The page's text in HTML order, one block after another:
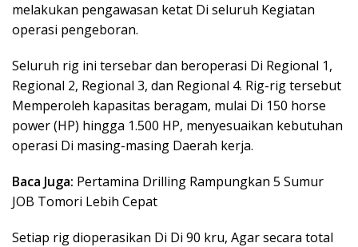
melakukan pengawasan ketat Di seluruh Kegiatan
operasi pengeboran.
Seluruh rig ini tersebar dan beroperasi Di Regional 1,
Regional 2, Regional 3, dan Regional 4. Rig-rig tersebut
Memperoleh kapasitas beragam, mulai Di 150 horse
power (HP) hingga 1.500 HP, menyesuaikan kebutuhan
operasi Di masing-masing Daerah kerja.
Baca Juga: Pertamina Drilling Rampungkan 5 Sumur
JOB Tomori Lebih Cepat
Setiap rig dioperasikan Di Di 90 kru, Agar secara total